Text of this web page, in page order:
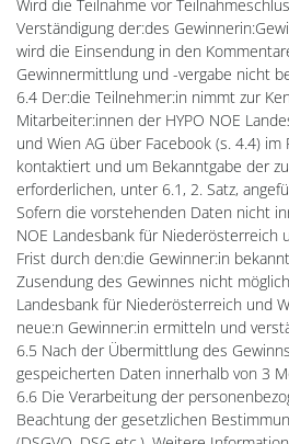
Wird die Teilnahme vor
Verständigung der:des
wird die Einsendung in den
Gewinnermittlung und -vergabe nicht
6.4 Der:die Teilnehmer:in nimmt zur
Mitarbeiter:innen der HYPO NOE
und Wien AG über Facebook (s. 4.4) im
kontaktiert und um Bekanntgabe der
erforderlichen, unter 6.1, 2. Satz,
Sofern die vorstehenden Daten nicht
NOE Landesbank für Niederösterreich
Frist durch den:die Gewinner:in
Zusendung des Gewinnes nicht
Landesbank für Niederösterreich und
neue:n Gewinner:in ermitteln und
6.5 Nach der Übermittlung des
gespeicherten Daten innerhalb von 3
6.6 Die Verarbeitung der
Beachtung der gesetzlichen